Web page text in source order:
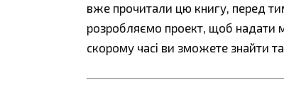
вже прочитали цю книгу, перед
розробляємо проект, щоб надати
скорому часі ви зможете знайти